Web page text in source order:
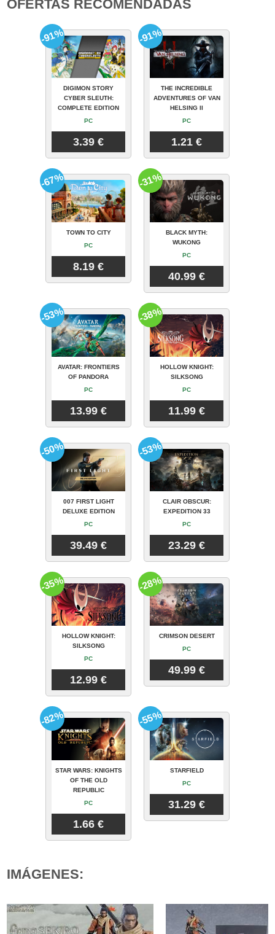
OFERTAS RECOMENDADAS
DIGIMON STORY
CYBER SLEUTH:
COMPLETE EDITION
PC
3.39 €
-91%
THE INCREDIBLE
ADVENTURES OF VAN
HELSING II
PC
1.21 €
-91%
TOWN TO CITY
PC
8.19 €
-67%
BLACK MYTH:
WUKONG
PC
40.99 €
-31%
AVATAR: FRONTIERS
OF PANDORA
PC
13.99 €
-53%
HOLLOW KNIGHT:
SILKSONG
PC
11.99 €
-38%
007 FIRST LIGHT
DELUXE EDITION
PC
39.49 €
-50%
CLAIR OBSCUR:
EXPEDITION 33
PC
23.29 €
-53%
HOLLOW KNIGHT:
SILKSONG
PC
12.99 €
-35%
CRIMSON DESERT
PC
49.99 €
-28%
STAR WARS: KNIGHTS
OF THE OLD
REPUBLIC
PC
1.66 €
-82%
STARFIELD
PC
31.29 €
-55%
IMÁGENES: